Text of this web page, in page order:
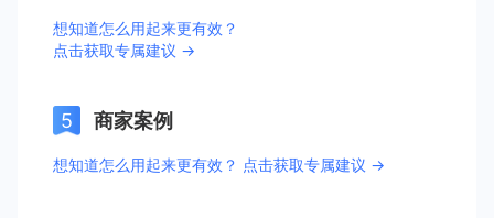
想知道怎么用起来更有效？
点击获取专属建议 →
商家案例
想知道怎么用起来更有效？ 点击获取专属建议 →